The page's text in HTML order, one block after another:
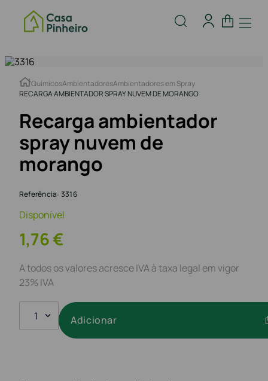
QuímicosAmbientadoresAmbientadores em Spray
RECARGA AMBIENTADOR SPRAY NUVEM DE MORANGO
Recarga ambientador
spray nuvem de
morango
Referência: 3316
Disponível
1,76€
A todos os valores acresce IVA à taxa legal em vigor
23% IVA
1 Adicionar